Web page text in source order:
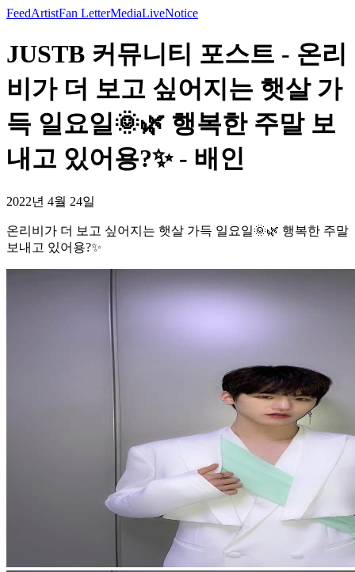
FeedArtistFan LetterMediaLiveNotice
JUSTB 커뮤니티 포스트 - 온리
비가 더 보고 싶어지는 햇살 가
득 일요일🌞🌿 행복한 주말 보
내고 있어용?✨ - 배인
2022년 4월 24일
온리비가 더 보고 싶어지는 햇살 가득 일요일🌞🌿 행복한 주말
보내고 있어용?✨